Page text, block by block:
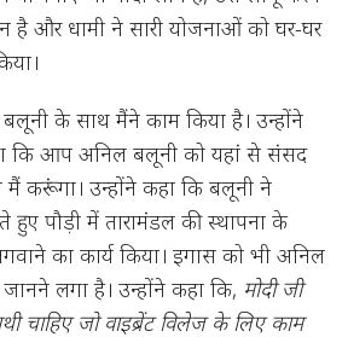
है और धामी ने सारी योजनाओं को घर-घर
के साथ मैंने काम किया है। उन्होंने
कि आप अनिल बलूनी को यहां से संसद
मैं करूंगा। उन्होंने कहा कि बलूनी ने
हुए पौड़ी में तारामंडल की स्थापना के
का कार्य किया। इगास को भी अनिल
लगा है। उन्होंने कहा कि, मोदी जी
चाहिए जो वाइब्रेंट विलेज के लिए काम